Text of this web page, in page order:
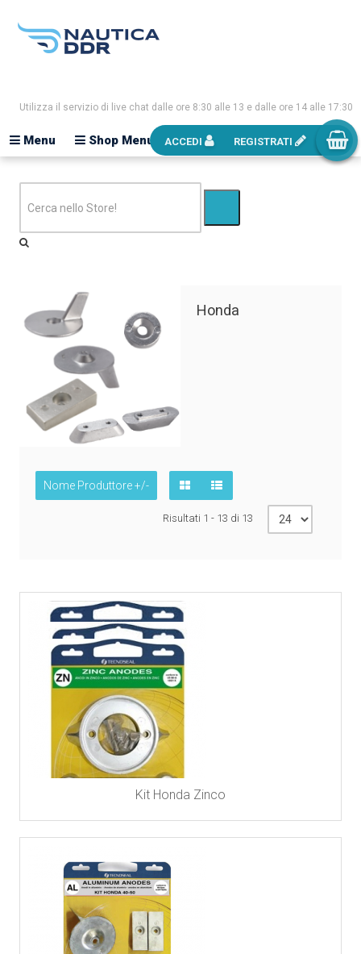
Utilizza il servizio di live chat dalle ore 8:30 alle 13 e dalle ore 14 alle 17:30
Shop Menu
Menu ACCEDI REGISTRATI
Honda
Nome Produttore +/-
Risultati 1 - 13 di 13
Kit Honda Zinco